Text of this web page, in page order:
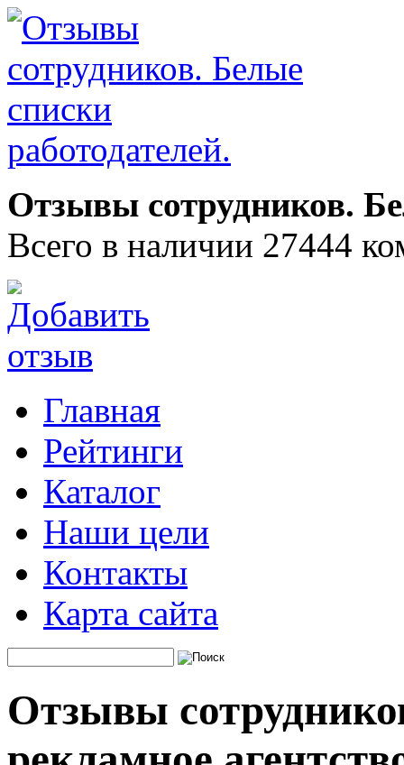
Отзывы сотрудников.
Всего в наличии 27444
Главная
Рейтинги
Каталог
Наши цели
Контакты
Карта сайта
Отзывы